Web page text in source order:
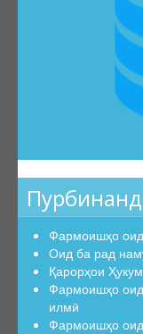
Эътирофи
Аттестатсияи
Шиносномаи
Бюллетени КОА
Санадҳои
Конститутсияи ҶТ
Амру фармонҳои
Қарорҳои
Маҷаллаҳои
Маҷаллаҳои
Қоидаҳои
Фармоишҳо
Оид ба рад
Қарорҳои
Фармоишҳо оид
илмӣ
Фармоишҳо